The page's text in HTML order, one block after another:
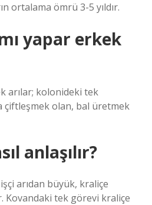
ortalama ömrü 3-5 yıldır.
yapar erkek
arılar; kolonideki tek
çiftleşmek olan, bal üretmek
anlaşılır?
arıdan büyük, kraliçe
Kovandaki tek görevi kraliçe